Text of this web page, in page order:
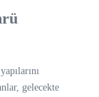
gelecekte